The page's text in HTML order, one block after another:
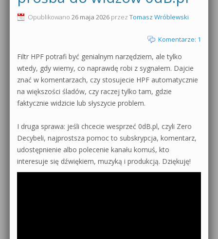
Produkcja muzyczna od podstaw
Sound Forge od podstaw
Dubstep z syntezatorem Massive
Kontakt 5 Kompendium
Pakiety
0dB.pl - informacje
Materiały dla mediów
Archiwum aktualności
Polityka prywatności
Regulamin
Działanie sklepu internetowego
Wyszukiwanie
Opublikowano 26 maja 2026 przez Tomasz Wróblewski
Komentarze: 1
Filtr HPF potrafi być genialnym narzędziem, ale tylko
wtedy, gdy wiemy, co naprawdę robi z sygnałem. Dajcie
znać w komentarzach, czy stosujecie HPF automatycznie
na większości śladów, czy raczej tylko tam, gdzie
faktycznie widzicie lub słyszycie problem.
I druga sprawa: jeśli chcecie wesprzeć 0dB.pl, czyli Zero
Decybeli, najprostsza pomoc to subskrypcja, komentarz,
udostępnienie albo polecenie kanału komuś, kto
interesuje się dźwiękiem, muzyką i produkcją. Dziękuję!